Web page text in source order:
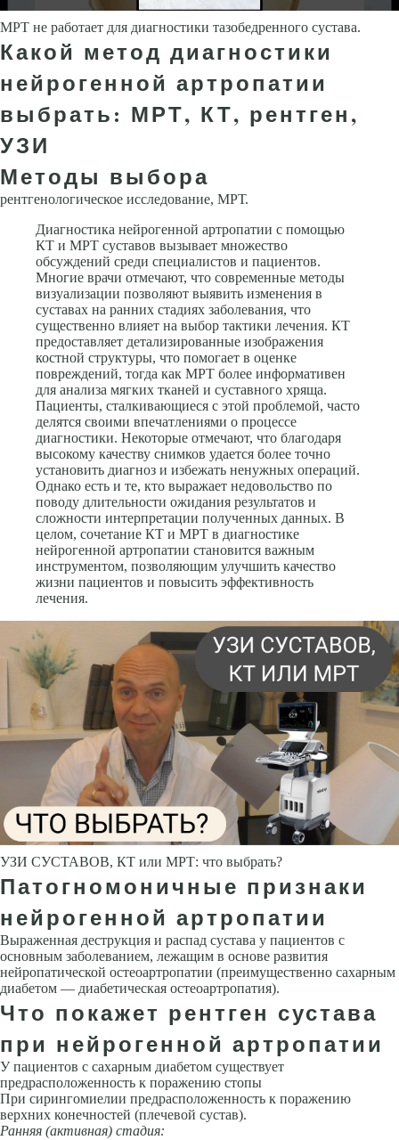
МРТ не работает для диагностики тазобедренного сустава.
Какой метод диагностики
нейрогенной артропатии
выбрать: МРТ, КТ, рентген,
УЗИ
Методы выбора
рентгенологическое исследование, МРТ.
Диагностика нейрогенной артропатии с помощью
КТ и МРТ суставов вызывает множество
обсуждений среди специалистов и пациентов.
Многие врачи отмечают, что современные методы
визуализации позволяют выявить изменения в
суставах на ранних стадиях заболевания, что
существенно влияет на выбор тактики лечения. КТ
предоставляет детализированные изображения
костной структуры, что помогает в оценке
повреждений, тогда как МРТ более информативен
для анализа мягких тканей и суставного хряща.
Пациенты, сталкивающиеся с этой проблемой, часто
делятся своими впечатлениями о процессе
диагностики. Некоторые отмечают, что благодаря
высокому качеству снимков удается более точно
установить диагноз и избежать ненужных операций.
Однако есть и те, кто выражает недовольство по
поводу длительности ожидания результатов и
сложности интерпретации полученных данных. В
целом, сочетание КТ и МРТ в диагностике
нейрогенной артропатии становится важным
инструментом, позволяющим улучшить качество
жизни пациентов и повысить эффективность
лечения.
УЗИ СУСТАВОВ, КТ или МРТ: что выбрать?
Патогномоничные признаки
нейрогенной артропатии
Выраженная деструкция и распад сустава у пациентов с
основным заболеванием, лежащим в основе развития
нейропатической остеоартропатии (преимущественно сахарным
диабетом — диабетическая остеоартропатия).
Что покажет рентген сустава
при нейрогенной артропатии
У пациентов с сахарным диабетом существует
предрасположенность к поражению стопы
При сирингомиелии предрасположенность к поражению
верхних конечностей (плечевой сустав).
Ранняя (активная) стадия: